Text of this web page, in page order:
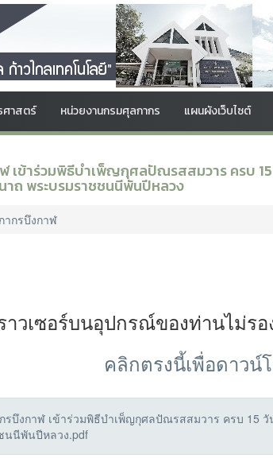
าสตร์ หน่วยงานกรมศุลกากร แผนผังเว็บไซต์
เข้าร่วมพิธีบำเพ็ญกุศลปัณรสสมวาร ครบ 15
าถ พระบรมราชชนนีพันปีหลวง
กรบึงกาฬ
าวเซอร์บนอุปกรณ์ของท่านไม่ร
คลิกตรงนี้เพื่อดาวน์
รบึงกาฬ เข้าร่วมพิธีบำเพ็ญกุศลปัณรสสมวาร ครบ 15
นนีพันปีหลวง.pdf